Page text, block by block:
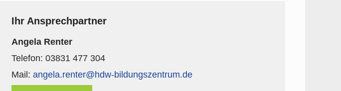
Ihr Ansprechpartner
Angela Renter
Telefon: 03831 477 304
Mail: angela.renter@hdw-bildungszentrum.de